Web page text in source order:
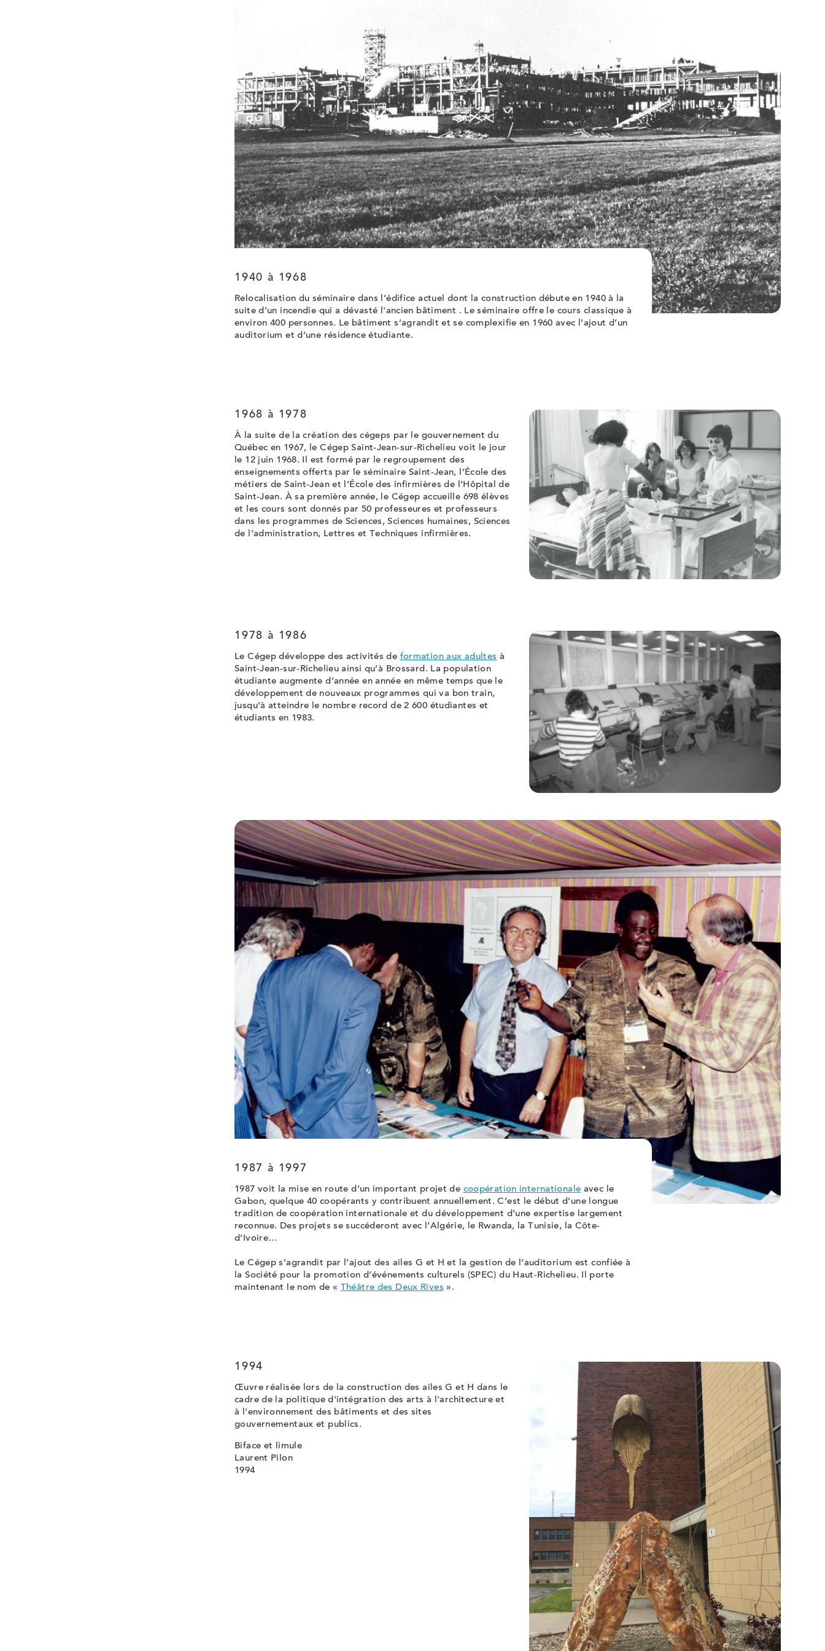
1940 à 1968
Relocalisation du séminaire dans l’édifice actuel dont la construction débute en 1940 à la
suite d’un incendie qui a dévasté l'ancien bâtiment . Le séminaire offre le cours classique à
environ 400 personnes. Le bâtiment s’agrandit et se complexifie en 1960 avec l’ajout d’un
auditorium et d’une résidence étudiante.
1968 à 1978
À la suite de la création des cégeps par le gouvernement du
Québec en 1967, le Cégep Saint-Jean-sur-Richelieu voit le jour
le 12 juin 1968. Il est formé par le regroupement des
enseignements offerts par le séminaire Saint-Jean, l’École des
métiers de Saint-Jean et l’École des infirmières de l’Hôpital de
Saint-Jean. À sa première année, le Cégep accueille 698 élèves
et les cours sont donnés par 50 professeures et professeurs
dans les programmes de Sciences, Sciences humaines, Sciences
de l’administration, Lettres et Techniques infirmières.
1978 à 1986
Le Cégep développe des activités de formation aux adultes à
Saint-Jean-sur-Richelieu ainsi qu’à Brossard. La population
étudiante augmente d’année en année en même temps que le
développement de nouveaux programmes qui va bon train,
jusqu’à atteindre le nombre record de 2 600 étudiantes et
étudiants en 1983.
1987 à 1997
1987 voit la mise en route d’un important projet de coopération internationale avec le
Gabon, quelque 40 coopérants y contribuent annuellement. C’est le début d’une longue
tradition de coopération internationale et du développement d’une expertise largement
reconnue. Des projets se succéderont avec l’Algérie, le Rwanda, la Tunisie, la Côte-
d’Ivoire…
Le Cégep s’agrandit par l’ajout des ailes G et H et la gestion de l’auditorium est confiée à
la Société pour la promotion d’événements culturels (SPEC) du Haut-Richelieu. Il porte
maintenant le nom de « Théâtre des Deux Rives ».
1994
Œuvre réalisée lors de la construction des ailes G et H dans le
cadre de la politique d'intégration des arts à l'architecture et
à l'environnement des bâtiments et des sites
gouvernementaux et publics.
Biface et limule
Laurent Pilon
1994